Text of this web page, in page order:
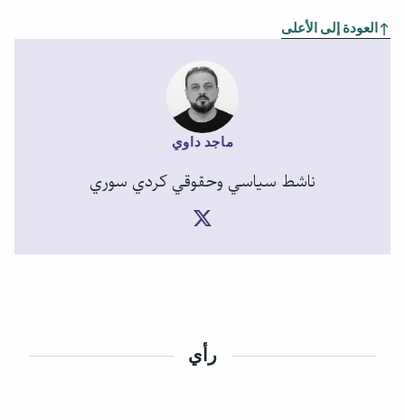
العودة إلى الأعلى
ماجد داوي
ناشط سياسي وحقوقي كردي سوري
رأي